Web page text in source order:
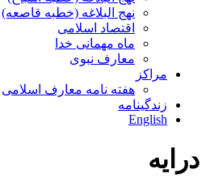
نهج البلاغه (خطبه قاصعه)
اقتصاد اسلامی
ماه مهمانی خدا
معارف نبوی
مراکز
هفته نامه معارف اسلامی
زندگینامه
English
درایه